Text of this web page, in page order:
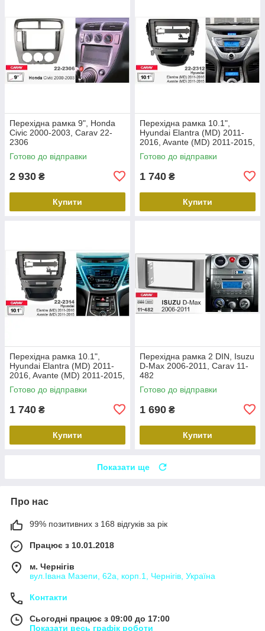
Перехідна рамка 9", Honda
Civic 2000-2003, Carav 22-
2306
Готово до відправки
2 930 ₴
Купити
Перехідна рамка 10.1",
Hyundai Elantra (MD) 2011-
2016, Avante (MD) 2011-2015,
Carav 22-2312
Готово до відправки
1 740 ₴
Купити
Перехідна рамка 10.1",
Hyundai Elantra (MD) 2011-
2016, Avante (MD) 2011-2015,
Carav 22-2314
Готово до відправки
1 740 ₴
Купити
Перехідна рамка 2 DIN, Isuzu
D-Max 2006-2011, Carav 11-
482
Готово до відправки
1 690 ₴
Купити
Показати ще
Про нас
99% позитивних з 168 відгуків за рік
Працює з 10.01.2018
м. Чернігів
вул.Івана Мазепи, 62а, корп.1, Чернігів, Україна
Контакти
Сьогодні працює з 09:00 до 17:00
Показати весь графік роботи